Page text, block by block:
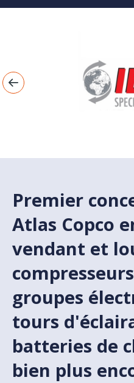
Premier
Atlas Copco
vendant et
groupes
tours
batteries de
bien plus